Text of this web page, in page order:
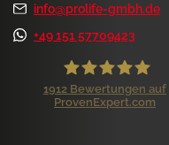
info@prolife-gmbh.de
+49 151 57709423
1912 Bewertungen auf
ProvenExpert.com